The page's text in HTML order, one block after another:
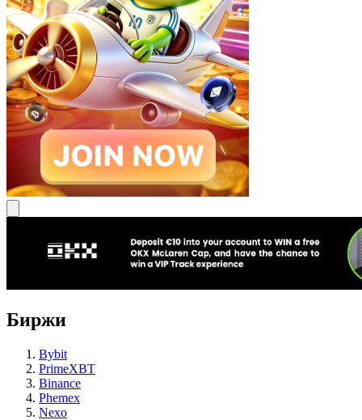
Биржи
Bybit
PrimeXBT
Binance
Phemex
Nexo